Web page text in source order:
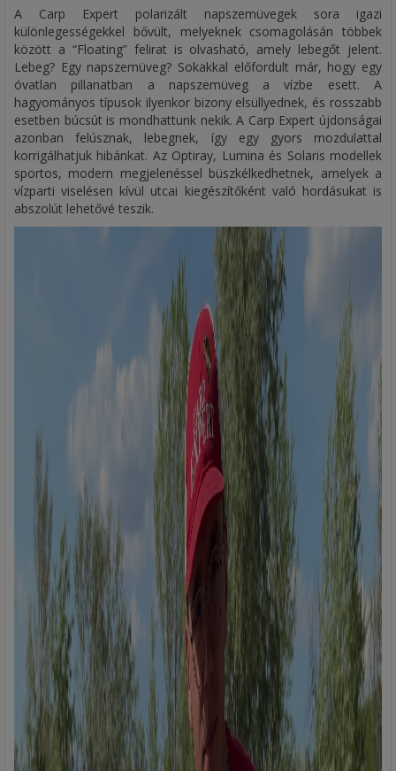
A Carp Expert polarizált napszemüvegek sora igazi
különlegességekkel bővült, melyeknek csomagolásán többek
között a “Floating” felirat is olvasható, amely lebegőt jelent.
Lebeg? Egy napszemüveg? Sokakkal előfordult már, hogy egy
óvatlan pillanatban a napszemüveg a vízbe esett. A
hagyományos típusok ilyenkor bizony elsüllyednek, és rosszabb
esetben búcsút is mondhattunk nekik. A Carp Expert újdonságai
azonban felúsznak, lebegnek, így egy gyors mozdulattal
korrigálhatjuk hibánkat. Az Optiray, Lumina és Solaris modellek
sportos, modern megjelenéssel büszkélkedhetnek, amelyek a
vízparti viselésen kívül utcai kiegészítőként való hordásukat is
abszolút lehetővé teszik.